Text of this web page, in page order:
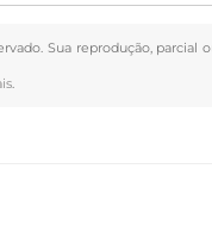
Sua reprodução, parcial
.